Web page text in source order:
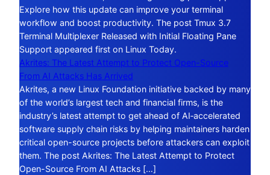
Explore how this update can improve your terminal
workflow and boost productivity. The post Tmux 3.7
Terminal Multiplexer Released with Initial Floating Pane
Support appeared first on Linux Today.
Akrites: The Latest Attempt to Protect Open-Source
From AI Attacks Has Arrived
Akrites, a new Linux Foundation initiative backed by many
of the world’s largest tech and financial firms, is the
industry’s latest attempt to get ahead of AI‑accelerated
software supply chain risks by helping maintainers harden
critical open-source projects before attackers can exploit
them. The post Akrites: The Latest Attempt to Protect
Open-Source From AI Attacks […]